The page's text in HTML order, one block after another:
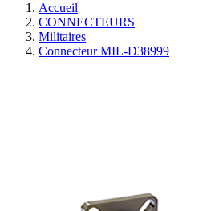
Accueil
CONNECTEURS
Militaires
Connecteur MIL-D38999